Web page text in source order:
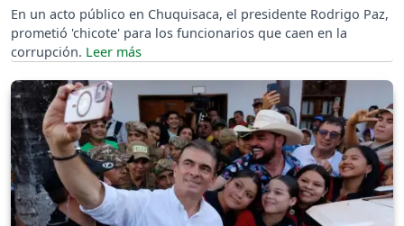
En un acto público en Chuquisaca, el presidente Rodrigo Paz,
prometió 'chicote' para los funcionarios que caen en la
corrupción.